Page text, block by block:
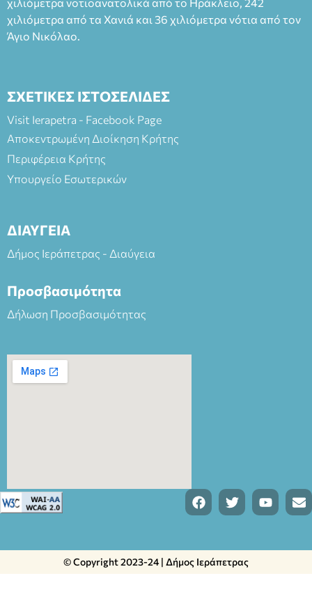
ΘΕΑΤΡΙΚΕΣ ΠΑΡΑΓΩΓΕΣ ΕΕ
χιλιόμετρα από τα Χανιά και 36 χιλιόμετρα νότια από τον
Άγιο Νικόλαο.
ΣΧΕΤΙΚΕΣ ΙΣΤΟΣΕΛΙΔΕΣ
Visit Ierapetra - Facebook Page
Αποκεντρωμένη Διοίκηση Κρήτης
Περιφέρεια Κρήτης
Υπουργείο Εσωτερικών
ΔΙΑΥΓΕΙΑ
Δήμος Ιεράπετρας - Διαύγεια
Προσβασιμότητα
Δήλωση Προσβασιμότητας
© Copyright 2023-24 | Δήμος Ιεράπετρας